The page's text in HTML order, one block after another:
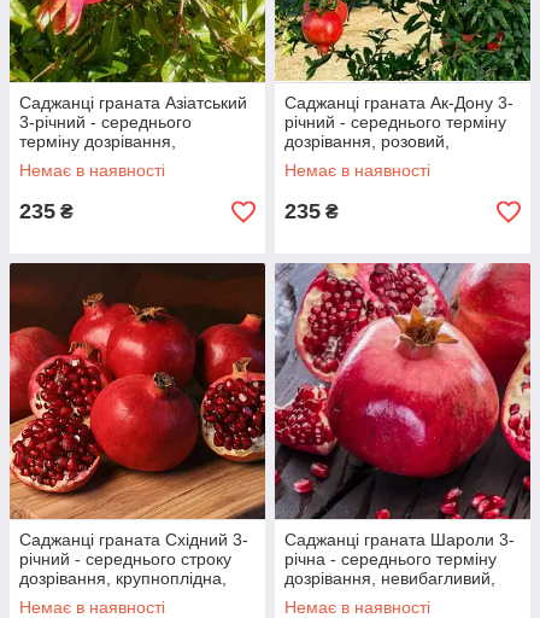
Саджанці граната Азіатський
3-річний - середнього
терміну дозрівання,
невибагливий, зимостійкий
Немає в наявності
235 ₴
Саджанці граната Ак-Дону 3-
річний - середнього терміну
дозрівання, розовий,
тонкокорий
Немає в наявності
235 ₴
Саджанці граната Східний 3-
річний - середнього строку
дозрівання, крупноплідна,
промисловий
Немає в наявності
Саджанці граната Шароли 3-
річна - середнього терміну
дозрівання, невибагливий,
зимостійкий
Немає в наявності